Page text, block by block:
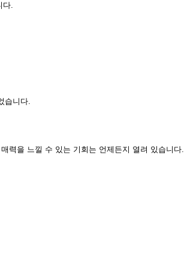
다.
습니다.
력을 느낄 수 있는 기회는 언제든지 열려 있습니다.